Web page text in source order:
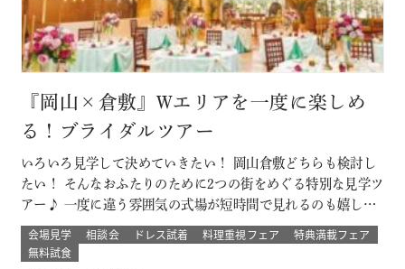
『岡山×倉敷』Wエリアを一度に楽しめ
る！ブライダルツアー
いろいろ見学して決めていきたい！ 岡山倉敷どちらも検討し
たい！ そんなおふたりのために2つの街をめぐる特別な見学ツ
アー♪ 一度に違う雰囲気の式場が短時間で見れるのも嬉しい
ポイント！ ブライダルデート楽しもう！ このフェアに含まれ
るコンテンツ SPECIAL BENEFITS HPからフェア予約された
会場見学 相談会 ドレス試着 料理重視フェア
特典満載フェア
無料試食